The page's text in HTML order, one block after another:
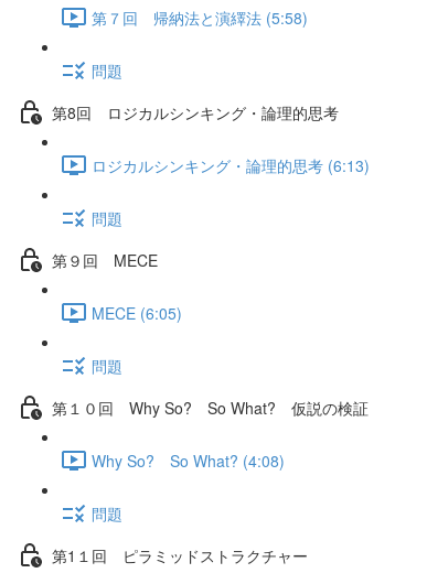
第７回 帰納法と演繹法 (5:58)
問題
第8回 ロジカルシンキング・論理的思考
ロジカルシンキング・論理的思考 (6:13)
問題
第９回 MECE
MECE (6:05)
問題
第１０回 Why So? So What? 仮説の検証
Why So? So What? (4:08)
問題
第1１回 ピラミッドストラクチャー